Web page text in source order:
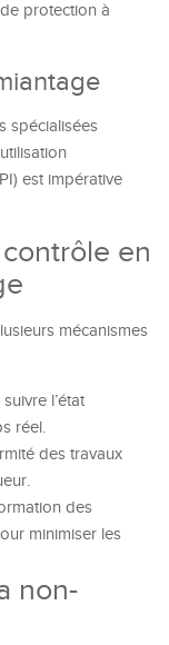
protection à
spécialisées
est impérative
en
mécanismes
l’état
réel.
des travaux
des
minimiser les
non-